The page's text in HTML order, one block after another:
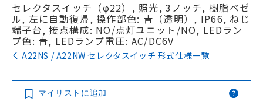
セレクタスイッチ（φ22）, 照光, 3ノッチ, 樹脂ベゼ
ル, 左に自動復帰, 操作部色: 青（透明）, IP66, ねじ
端子台, 接点構成: NO/点灯ユニット/NO, LEDラン
プ色: 青, LEDランプ電圧: AC/DC6V
A22NS / A22NW セレクタスイッチ 形式仕様一覧
マイリストに追加